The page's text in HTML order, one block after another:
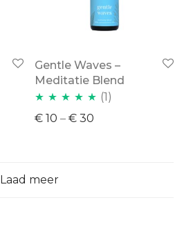
Gentle Waves –
Meditatie Blend
Waardering
(1)
€ 10 – € 30
Laad meer